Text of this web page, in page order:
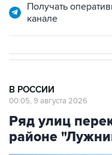
Получать
канале
В РОССИИ
00:05, 9 августа 2026
Ряд улиц
районе